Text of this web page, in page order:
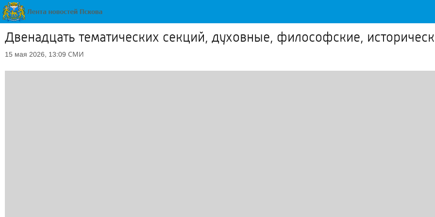
Двенадцать тематических секций, духовные, философские,
15 мая 2026, 13:09 СМИ